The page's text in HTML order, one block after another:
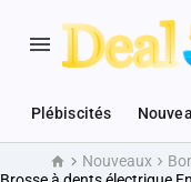
Plébiscités
AccueilNouveaux